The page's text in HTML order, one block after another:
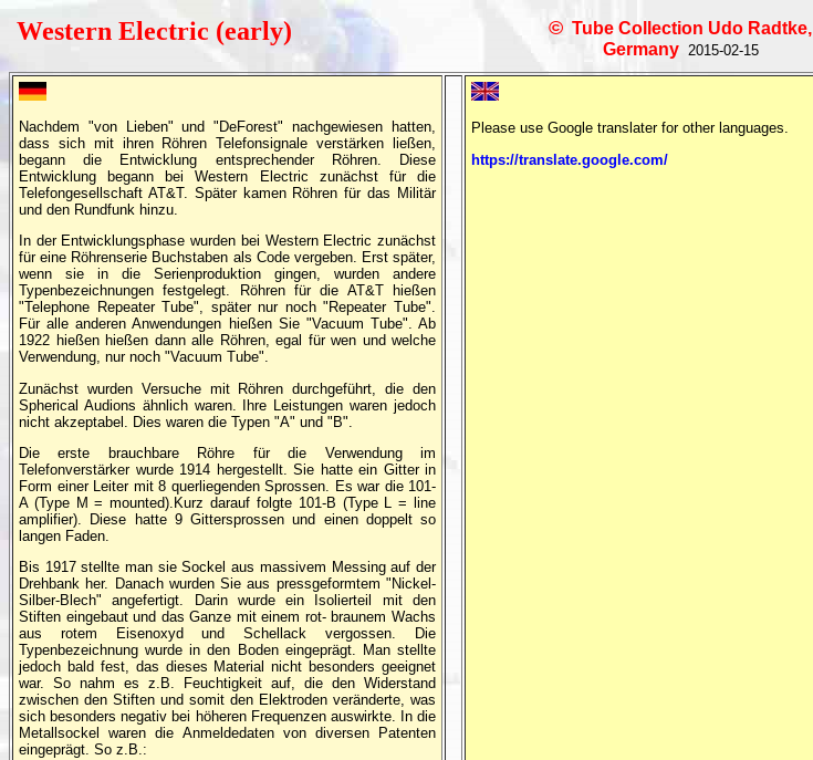
Western Electric (early) © Tube Collection Udo Radtke,
Germany2015-02-15
Nachdem "von Lieben" und "DeForest" nachgewiesen hatten,
dass sich mit ihren Röhren Telefonsignale verstärken ließen,
begann die Entwicklung entsprechender Röhren. Diese
Entwicklung begann bei Western Electric zunächst für die
Telefongesellschaft AT&T. Später kamen Röhren für das Militär
und den Rundfunk hinzu.
In der Entwicklungsphase wurden bei Western Electric zunächst
für eine Röhrenserie Buchstaben als Code vergeben. Erst später,
wenn sie in die Serienproduktion gingen, wurden andere
Typenbezeichnungen festgelegt. Röhren für die AT&T hießen
"Telephone Repeater Tube", später nur noch "Repeater Tube".
Für alle anderen Anwendungen hießen Sie "Vacuum Tube". Ab
1922 hießen hießen dann alle Röhren, egal für wen und welche
Verwendung, nur noch "Vacuum Tube".
Zunächst wurden Versuche mit Röhren durchgeführt, die den
Spherical Audions ähnlich waren. Ihre Leistungen waren jedoch
nicht akzeptabel. Dies waren die Typen "A" und "B".
Die erste brauchbare Röhre für die Verwendung im
Telefonverstärker wurde 1914 hergestellt. Sie hatte ein Gitter in
Form einer Leiter mit 8 querliegenden Sprossen. Es war die 101-
A (Type M = mounted).Kurz darauf folgte 101-B (Type L = line
amplifier). Diese hatte 9 Gittersprossen und einen doppelt so
langen Faden.
Bis 1917 stellte man sie Sockel aus massivem Messing auf der
Drehbank her. Danach wurden Sie aus pressgeformtem "Nickel-
Silber-Blech" angefertigt. Darin wurde ein Isolierteil mit den
Stiften eingebaut und das Ganze mit einem rot- braunem Wachs
aus rotem Eisenoxyd und Schellack vergossen. Die
Typenbezeichnung wurde in den Boden eingeprägt. Man stellte
jedoch bald fest, das dieses Material nicht besonders geeignet
war. So nahm es z.B. Feuchtigkeit auf, die den Widerstand
zwischen den Stiften und somit den Elektroden veränderte, was
sich besonders negativ bei höheren Frequenzen auswirkte. In die
Metallsockel waren die Anmeldedaten von diversen Patenten
eingeprägt. So z.B.:
Please use Google translater for other languages.
https://translate.google.com/